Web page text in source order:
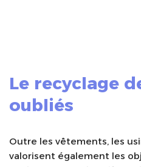
Le recyclage
oubliés
Outre les vêtements, les
valorisent également les